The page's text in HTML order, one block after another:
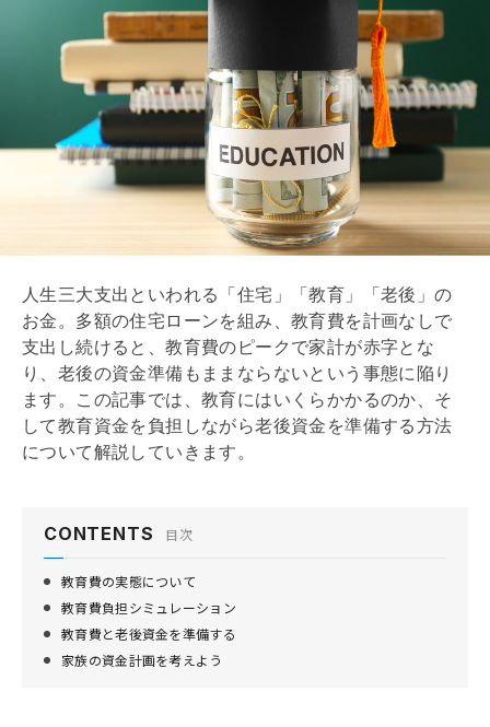
人生三大支出といわれる「住宅」「教育」「老後」の
お金。多額の住宅ローンを組み、教育費を計画なしで
支出し続けると、教育費のピークで家計が赤字とな
り、老後の資金準備もままならないという事態に陥り
ます。この記事では、教育にはいくらかかるのか、そ
して教育資金を負担しながら老後資金を準備する方法
について解説していきます。
CONTENTS 目次
教育費の実態について
教育費負担シミュレーション
教育費と老後資金を準備する
家族の資金計画を考えよう